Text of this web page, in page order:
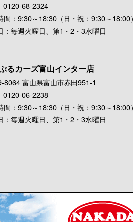
0120-68-2324
間：9:30～18:30（日・祝：9:30～18:00）
：毎週火曜日、第1・2・3水曜日
るカーズ富山インター店
8064 富山県富山市赤田951-1
0120-06-2238
間：9:30～18:30（日・祝：9:30～18:00）
：毎週火曜日、第1・2・3水曜日